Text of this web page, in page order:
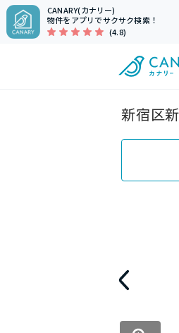
CANARY(カナリー)
物件をアプリでサクサク検索！
(4.8)
新宿区